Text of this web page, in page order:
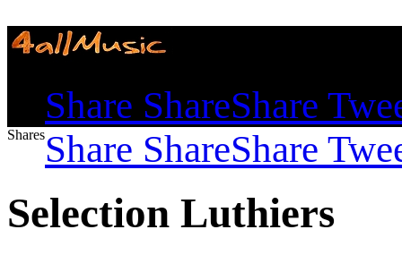
Share ShareShare
SharesShare ShareShare
Selection Luthiers